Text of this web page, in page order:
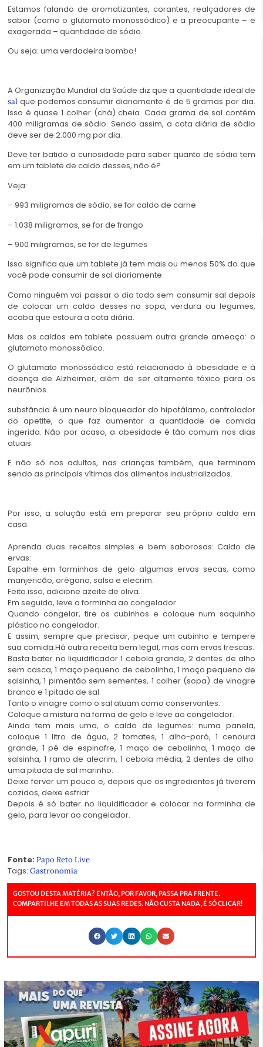
Estamos falando de aromatizantes, corantes, realçadores de
sabor (como o glutamato monossódico) e a preocupante – e
exagerada – quantidade de sódio.
Ou seja: uma verdadeira bomba!
A Organização Mundial da Saúde diz que a quantidade ideal de
sal que podemos consumir diariamente é de 5 gramas por dia.
Isso é quase 1 colher (chá) cheia. Cada grama de sal contém
400 miligramas de sódio. Sendo assim, a cota diária de sódio
deve ser de 2.000 mg por dia.
Deve ter batido a curiosidade para saber quanto de sódio tem
em um tablete de caldo desses, não é?
Veja:
– 993 miligramas de sódio, se for caldo de carne
– 1.038 miligramas, se for de frango
– 900 miligramas, se for de legumes
Isso significa que um tablete já tem mais ou menos 50% do que
você pode consumir de sal diariamente.
Como ninguém vai passar o dia todo sem consumir sal depois
de colocar um caldo desses na sopa, verdura ou legumes,
acaba que estoura a cota diária.
Mas os caldos em tablete possuem outra grande ameaça: o
glutamato monossódico.
O glutamato monossódico está relacionado à obesidade e à
doença de Alzheimer, além de ser altamente tóxico para os
neurônios.
substância é um neuro bloqueador do hipotálamo, controlador
do apetite, o que faz aumentar a quantidade de comida
ingerida. Não por acaso, a obesidade é tão comum nos dias
atuais.
E não só nos adultos, nas crianças também, que terminam
sendo as principais vítimas dos alimentos industrializados.
Por isso, a solução está em preparar seu próprio caldo em
casa.
Aprenda duas receitas simples e bem saborosas: Caldo de
ervas:
Espalhe em forminhas de gelo algumas ervas secas, como
manjericão, orégano, salsa e elecrim.
Feito isso, adicione azeite de oliva.
Em seguida, leve a forminha ao congelador.
Quando congelar, tire os cubinhos e coloque num saquinho
plástico no congelador.
E assim, sempre que precisar, peque um cubinho e tempere
sua comida.Há outra receita bem legal, mas com ervas frescas.
Basta bater no liquidificador 1 cebola grande, 2 dentes de alho
sem casca, 1 maço pequeno de cebolinha, 1 maço pequeno de
salsinha, 1 pimentão sem sementes, 1 colher (sopa) de vinagre
branco e 1 pitada de sal.
Tanto o vinagre como o sal atuam como conservantes.
Coloque a mistura na forma de gelo e leve ao congelador.
Ainda tem mais uma, o caldo de legumes: numa panela,
coloque 1 litro de água, 2 tomates, 1 alho-poró, 1 cenoura
grande, 1 pé de espinafre, 1 maço de cebolinha, 1 maço de
salsinha, 1 ramo de alecrim, 1 cebola média, 2 dentes de alho
uma pitada de sal marinho.
Deixe ferver um pouco e, depois que os ingredientes já tiverem
cozidos, deixe esfriar.
Depois é só bater no liquidificador e colocar na forminha de
gelo, para levar ao congelador.
Fonte: Papo Reto Live
Tags: Gastronomia
GOSTOU DESTA MATÉRIA? ENTÃO, POR FAVOR, PASSA PRA FRENTE.
COMPARTILHE EM TODAS AS SUAS REDES. NÃO CUSTA NADA, É SÓ CLICAR!